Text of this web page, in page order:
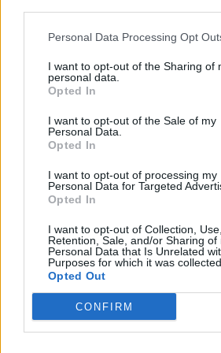
Personal Data Processing Opt
I want to opt-out of the Sharing of
personal data.
Opted In
I want to opt-out of the Sale of my
Personal Data.
Opted In
I want to opt-out of processing my
Personal Data for Targeted
Opted In
I want to opt-out of Collection, Use,
Retention, Sale, and/or Sharing of
Personal Data that Is Unrelated
Purposes for which it was collected.
Opted Out
CONFIRM
закачена "мезуза",
просторија на куќата.
Тоа е верски белег,
допир до него со цел да се
оној кој влегува или
Еврејското маало се граделе
нивните потреби и обичаи..
При влегувањето и
своите усни. Ваквите
еврејските куќи и се
Изработката и носењето на
украси кај Евреите, според
најчесто претставувало
еврејско писмо".